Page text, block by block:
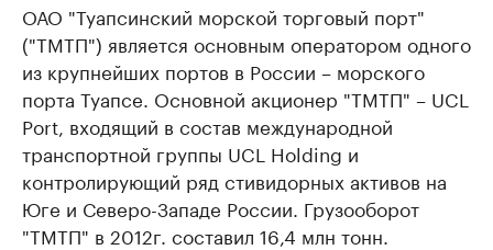
ОАО "Туапсинский морской торговый порт"
("ТМТП") является основным оператором одного
из крупнейших портов в России – морского
порта Туапсе. Основной акционер "ТМТП" – UCL
Port, входящий в состав международной
транспортной группы UCL Holding и
контролирующий ряд стивидорных активов на
Юге и Северо-Западе России. Грузооборот
"ТМТП" в 2012г. составил 16,4 млн тонн.